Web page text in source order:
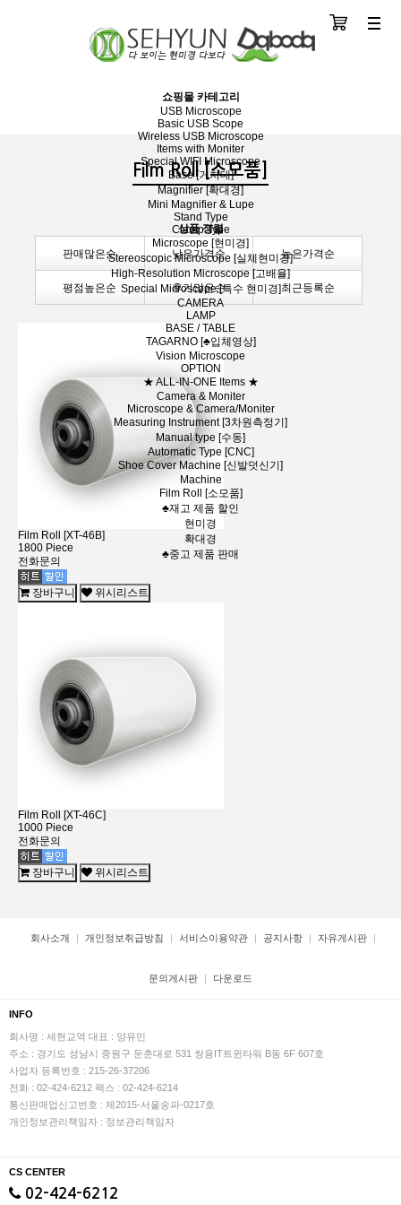
쇼핑몰 카테고리
USB Microscope
Basic USB Scope
Wireless USB Microscope
Items with Moniter
Special WIFI Microscope
Base [거치대]
Magnifier [확대경]
Mini Magnifier & Lupe
Stand Type
Clamp Type
Microscope [현미경]
Stereoscopic Microscope [실체현미경]
High-Resolution Microscope [고배율]
Special Microscope [특수 현미경]
CAMERA
LAMP
BASE / TABLE
TAGARNO [♣입체영상]
Vision Microscope
OPTION
★ ALL-IN-ONE Items ★
Camera & Moniter
Microscope & Camera/Moniter
Measuring Instrument [3차원측정기]
Manual type [수동]
Automatic Type [CNC]
Shoe Cover Machine [신발덧신기]
Machine
Film Roll [소모품]
♣재고 제품 할인
현미경
확대경
♣중고 제품 판매
분류
Film Roll [소모품]
상품 정렬
판매많은순
낮은가격순 높은가격순
평점높은순 후기많은순 최근등록순
Film Roll [XT-46B]
1800 Piece
전화문의
장바구니 위시리스트
Film Roll [XT-46C]
1000 Piece
전화문의
장바구니 위시리스트
회사소개 개인정보취급방침 서비스이용약관 공지사항 자유게시판
문의게시판 다운로드
INFO
회사명 : 세현교역 대표 : 양유민
주소 : 경기도 성남시 중원구 둔춘대로 531 쌍용IT트윈타워 B동 6F 607호
사업자 등록번호 : 215-26-37206
전화 : 02-424-6212 팩스 : 02-424-6214
통신판매업신고번호 : 제2015-서울송파-0217호
개인정보관리책임자 : 정보관리책임자
CS CENTER
02-424-6212